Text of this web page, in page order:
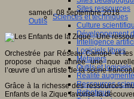
Sites ressources
Sciences et techniques
Culture
Développement
Intelligence
Logiciels libres
Métavers
Outils et logiciels
Réalité
Ressources
Robotique
samedi, 08 septembre 2018
Outils
Orchestrée par Réseau Canopé et
propose chaque année une
l’œuvre d’un artiste de la scène
Grâce à la richesse des ressources
Enfants de la Zique favorise la